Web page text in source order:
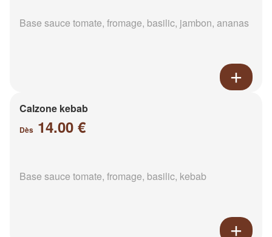
Base sauce tomate, fromage, basilic, jambon, ananas
Calzone kebab
Dès 14.00 €
Base sauce tomate, fromage, basilic, kebab